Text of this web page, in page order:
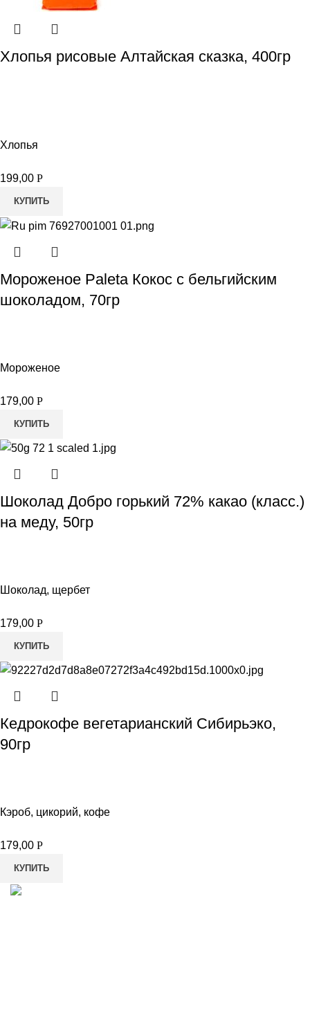
Хлопья рисовые Алтайская сказка, 400гр
Хлопья
199,00 Р
КУПИТЬ
Мороженое Paleta Кокос с бельгийским
шоколадом, 70гр
Мороженое
179,00 Р
КУПИТЬ
Шоколад Добро горький 72% какао (класс.)
на меду, 50гр
Шоколад, щербет
179,00 Р
КУПИТЬ
Кедрокофе вегетарианский Сибирьэко,
90гр
Кэроб, цикорий, кофе
179,00 Р
КУПИТЬ